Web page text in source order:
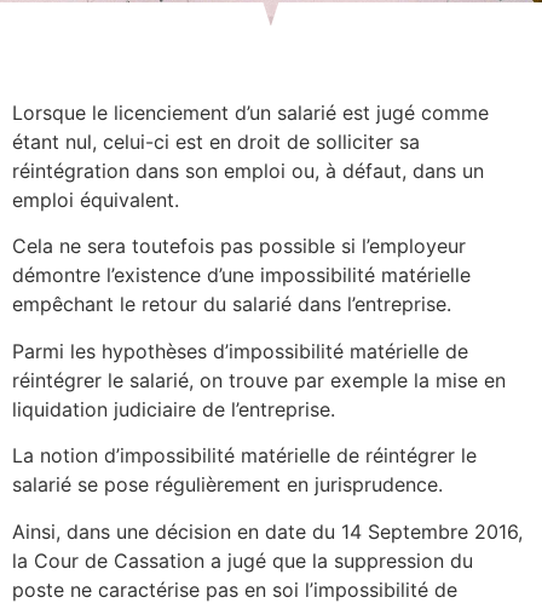
Lorsque le licenciement d’un salarié est jugé comme
étant nul, celui-ci est en droit de solliciter sa
réintégration dans son emploi ou, à défaut, dans un
emploi équivalent.
Cela ne sera toutefois pas possible si l’employeur
démontre l’existence d’une impossibilité matérielle
empêchant le retour du salarié dans l’entreprise.
Parmi les hypothèses d’impossibilité matérielle de
réintégrer le salarié, on trouve par exemple la mise en
liquidation judiciaire de l’entreprise.
La notion d’impossibilité matérielle de réintégrer le
salarié se pose régulièrement en jurisprudence.
Ainsi, dans une décision en date du 14 Septembre 2016,
la Cour de Cassation a jugé que la suppression du
poste ne caractérise pas en soi l’impossibilité de